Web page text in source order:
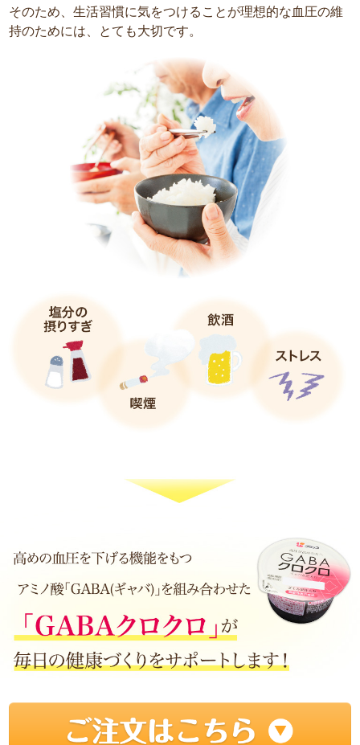
そのため、生活習慣に気をつけることが理想的な血圧の維
持のためには、とても大切です。